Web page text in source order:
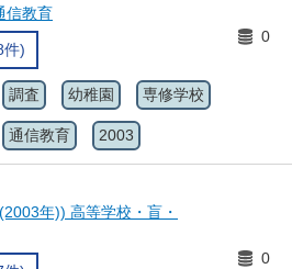
信教育
件)
0
調査 幼稚園 専修学校
通信教育 2003
年)) 高等学校・盲・
0